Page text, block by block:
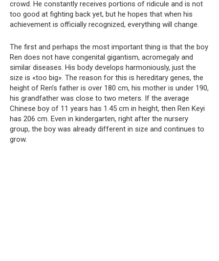
crowd. He constantly receives portions of ridicule and is not
too good at fighting back yet, but he hopes that when his
achievement is officially recognized, everything will change.
The first and perhaps the most important thing is that the boy
Ren does not have congenital gigantism, acromegaly and
similar diseases. His body develops harmoniously, just the
size is «too big». The reason for this is hereditary genes, the
height of Ren’s father is over 180 cm, his mother is under 190,
his grandfather was close to two meters. If the average
Chinese boy of 11 years has 1.45 cm in height, then Ren Keyi
has 206 cm. Even in kindergarten, right after the nursery
group, the boy was already different in size and continues to
grow.